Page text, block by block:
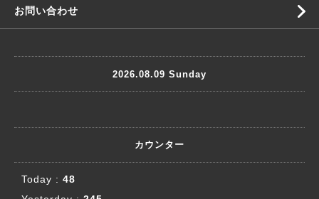
お問い合わせ
2026.08.09 Sunday
カウンター
Today : 48